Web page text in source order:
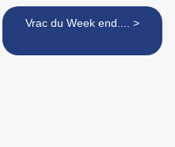
Vrac du Week end.... >